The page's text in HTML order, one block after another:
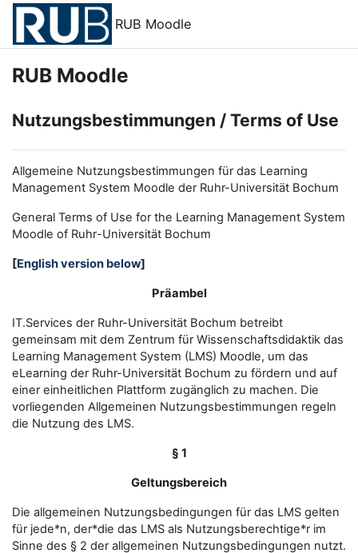
Zum Hauptinhalt
RUB Moodle
RUB Moodle
Nutzungsbestimmungen / Terms of Use
Allgemeine Nutzungsbestimmungen für das Learning
Management System Moodle der Ruhr-Universität Bochum
General Terms of Use for the Learning Management System
Moodle of Ruhr-Universität Bochum
[English version below]
Präambel
IT.Services der Ruhr-Universität Bochum betreibt
gemeinsam mit dem Zentrum für Wissenschaftsdidaktik das
Learning Management System (LMS) Moodle, um das
eLearning der Ruhr-Universität Bochum zu fördern und auf
einer einheitlichen Plattform zugänglich zu machen. Die
vorliegenden Allgemeinen Nutzungsbestimmungen regeln
die Nutzung des LMS.
§ 1
Geltungsbereich
Die allgemeinen Nutzungsbedingungen für das LMS gelten
für jede*n, der*die das LMS als Nutzungsberechtige*r im
Sinne des § 2 der allgemeinen Nutzungsbedingungen nutzt.